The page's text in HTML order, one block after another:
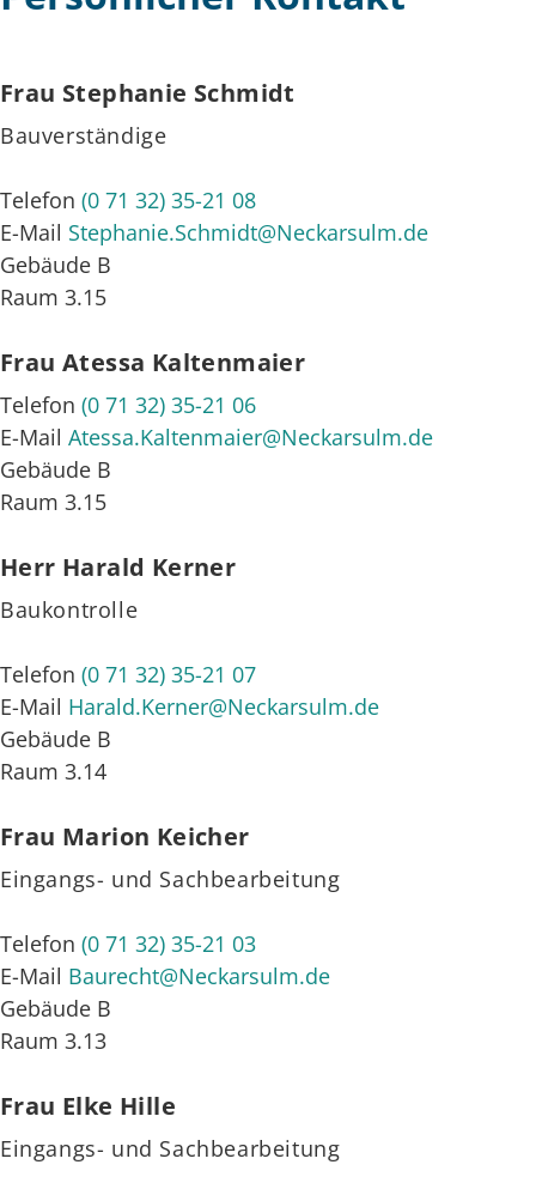
Frau Stephanie Schmidt
Bauverständige
Telefon (0 71 32) 35-21 08
E-Mail Stephanie.Schmidt@Neckarsulm.de
Gebäude B
Raum 3.15
Frau Atessa Kaltenmaier
Telefon (0 71 32) 35-21 06
E-Mail Atessa.Kaltenmaier@Neckarsulm.de
Gebäude B
Raum 3.15
Herr Harald Kerner
Baukontrolle
Telefon (0 71 32) 35-21 07
E-Mail Harald.Kerner@Neckarsulm.de
Gebäude B
Raum 3.14
Frau Marion Keicher
Eingangs- und Sachbearbeitung
Telefon (0 71 32) 35-21 03
E-Mail Baurecht@Neckarsulm.de
Gebäude B
Raum 3.13
Frau Elke Hille
Eingangs- und Sachbearbeitung